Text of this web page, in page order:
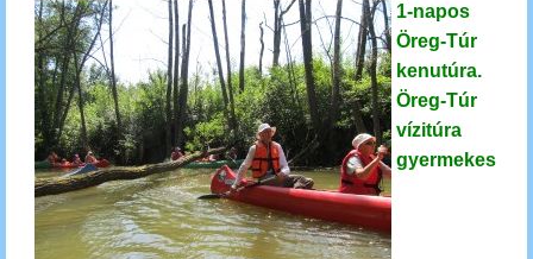
1-napos
Öreg-Túr
kenutúra.
Öreg-Túr
vízitúra
gyermekes